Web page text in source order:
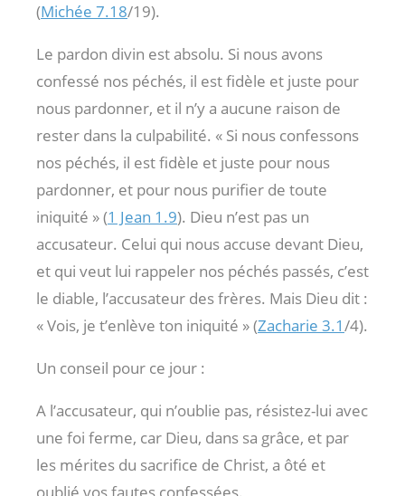
(Michée 7.18/19).
Le pardon divin est absolu. Si nous avons
confessé nos péchés, il est fidèle et juste pour
nous pardonner, et il n’y a aucune raison de
rester dans la culpabilité. « Si nous confessons
nos péchés, il est fidèle et juste pour nous
pardonner, et pour nous purifier de toute
iniquité » (1 Jean 1.9). Dieu n’est pas un
accusateur. Celui qui nous accuse devant Dieu,
et qui veut lui rappeler nos péchés passés, c’est
le diable, l’accusateur des frères. Mais Dieu dit :
« Vois, je t’enlève ton iniquité » (Zacharie 3.1/4).
Un conseil pour ce jour :
A l’accusateur, qui n’oublie pas, résistez-lui avec
une foi ferme, car Dieu, dans sa grâce, et par
les mérites du sacrifice de Christ, a ôté et